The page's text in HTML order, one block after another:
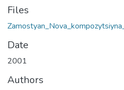
Files
Date
2001
Authors